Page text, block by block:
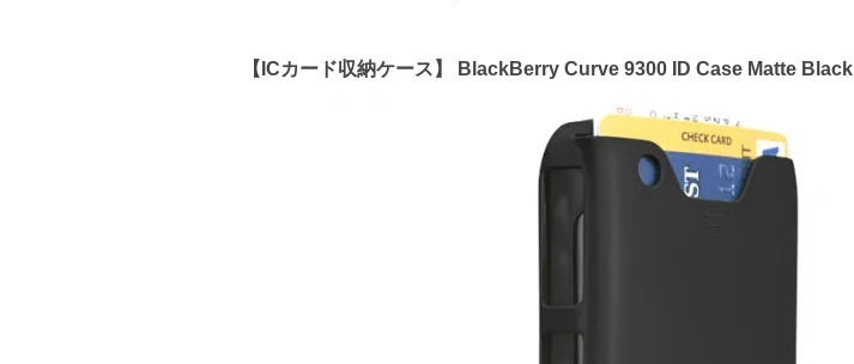
【ICカード収納ケース】 BlackBerry Curve 9300 ID Case Matte Black